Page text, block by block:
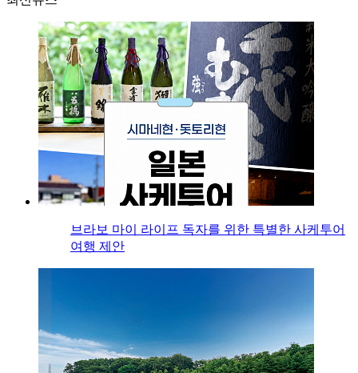
브라보 마이 라이프 독자를 위한 특별한 사케투어
여행 제안